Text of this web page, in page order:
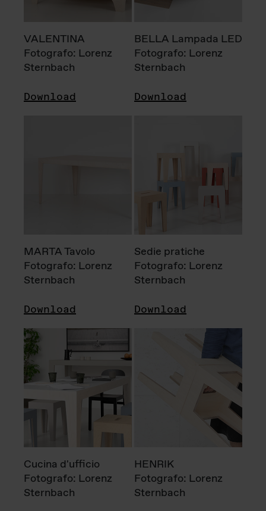
VALENTINA
Fotografo: Lorenz
Sternbach
Download
BELLA Lampada LED
Fotografo: Lorenz
Sternbach
Download
MARTA Tavolo
Fotografo: Lorenz
Sternbach
Download
Sedie pratiche
Fotografo: Lorenz
Sternbach
Download
Cucina d'ufficio
Fotografo: Lorenz
Sternbach
HENRIK
Fotografo: Lorenz
Sternbach